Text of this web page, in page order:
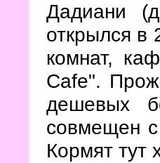
Дадиани
открылся в
комнат,
Cafe".
дешевых
совмещен
Кормят тут